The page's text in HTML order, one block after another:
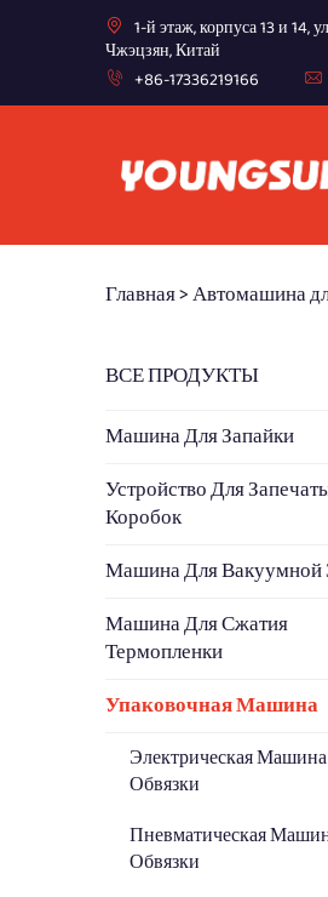
1-й этаж, корпуса 13 и 14,
Чжэцзян, Китай
+86-17336219166
Главная >Автомашина
ВСЕ ПРОДУКТЫ
Машина Для Запайки
Устройство Для
Коробок
Машина Для Вакуумной
Машина Для Сжатия
Термопленки
Упаковочная Машина
Электрическая
Обвязки
Пневматическая
Обвязки